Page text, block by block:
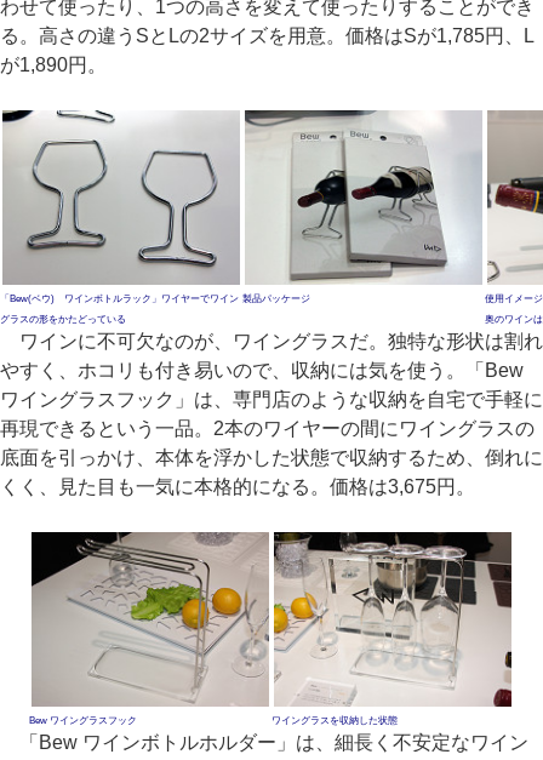
わせて使ったり、1つの高さを変えて使ったりすることができ
る。高さの違うSとLの2サイズを用意。価格はSが1,785円、L
が1,890円。
「Bew(ベウ) ワインボトルラック」ワイヤーでワイン
グラスの形をかたどっている
製品パッケージ
使用イメー
奥のワイン
ワインに不可欠なのが、ワイングラスだ。独特な形状は割れ
やすく、ホコリも付き易いので、収納には気を使う。「Bew
ワイングラスフック」は、専門店のような収納を自宅で手軽に
再現できるという一品。2本のワイヤーの間にワイングラスの
底面を引っかけ、本体を浮かした状態で収納するため、倒れに
くく、見た目も一気に本格的になる。価格は3,675円。
Bew ワイングラスフック ワイングラスを収納した状態
「Bew ワインボトルホルダー」は、細長く不安定なワイン